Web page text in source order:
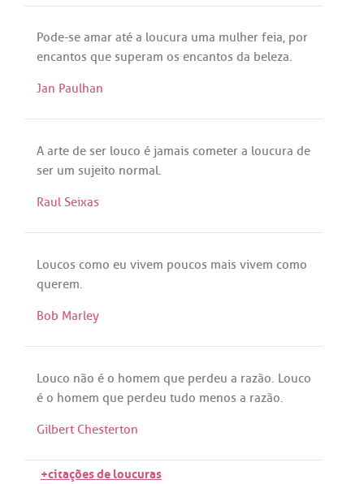
Pode-se amar até a loucura uma mulher feia, por
encantos que superam os encantos da beleza.
Jan Paulhan
A arte de ser louco é jamais cometer a loucura de
ser um sujeito normal.
Raul Seixas
Loucos como eu vivem poucos mais vivem como
querem.
Bob Marley
Louco não é o homem que perdeu a razão. Louco
é o homem que perdeu tudo menos a razão.
Gilbert Chesterton
+citações de loucuras